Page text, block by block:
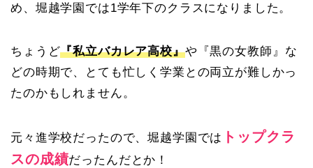
め、堀越学園では1学年下のクラスになりました。
ちょうど『私立バカレア高校』や『黒の女教師』な
どの時期で、とても忙しく学業との両立が難しかっ
たのかもしれません。
元々進学校だったので、堀越学園では トップクラ
スの成績だったんだとか！